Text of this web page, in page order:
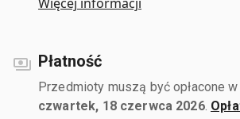
Płatność
Przedmioty muszą być opłacone w
czwartek, 18 czerwca 2026.